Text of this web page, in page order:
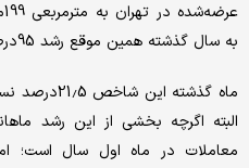
به سال گذشته همین موقع رشد 95درصدی را حکایت می‌کند.
ماه گذشته
البته اگرچه بخشی از این رشد
معاملات در ماه اول سال است؛